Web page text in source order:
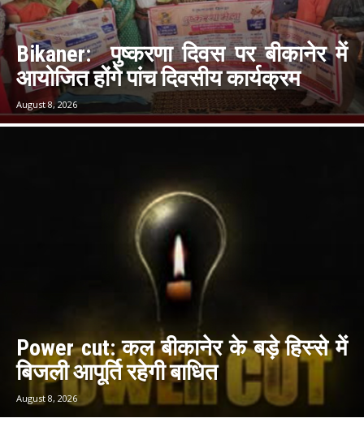
Bikaner: पुष्करणा दिवस पर बीकानेर में
आयोजित होंगे पांच दिवसीय कार्यक्रम
August 8, 2026
Power cut: कल बीकानेर के बड़े हिस्से में
बिजली आपूर्ति रहेगी बाधित
August 8, 2026